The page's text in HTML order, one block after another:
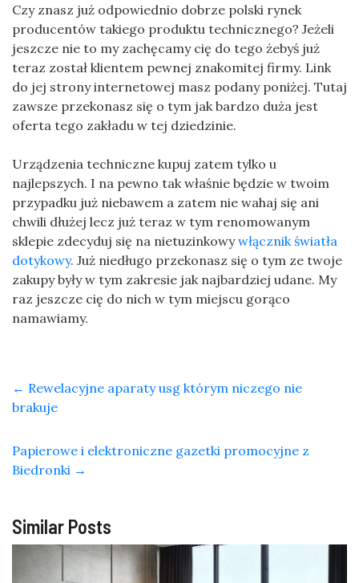
Czy znasz już odpowiednio dobrze polski rynek
producentów takiego produktu technicznego? Jeżeli
jeszcze nie to my zachęcamy cię do tego żebyś już
teraz został klientem pewnej znakomitej firmy. Link
do jej strony internetowej masz podany poniżej. Tutaj
zawsze przekonasz się o tym jak bardzo duża jest
oferta tego zakładu w tej dziedzinie.
Urządzenia techniczne kupuj zatem tylko u
najlepszych. I na pewno tak właśnie będzie w twoim
przypadku już niebawem a zatem nie wahaj się ani
chwili dłużej lecz już teraz w tym renomowanym
sklepie zdecyduj się na nietuzinkowywłącznik światła
dotykowy. Już niedługo przekonasz się o tym ze twoje
zakupy były w tym zakresie jak najbardziej udane. My
raz jeszcze cię do nich w tym miejscu gorąco
namawiamy.
← Rewelacyjne aparaty usg którym niczego nie
brakuje
Papierowe i elektroniczne gazetki promocyjne z
Biedronki →
Similar Posts